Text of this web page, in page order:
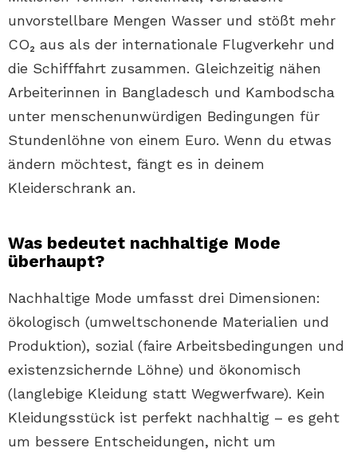
unvorstellbare Mengen Wasser und stößt mehr
CO₂ aus als der internationale Flugverkehr und
die Schifffahrt zusammen. Gleichzeitig nähen
Arbeiterinnen in Bangladesch und Kambodscha
unter menschenunwürdigen Bedingungen für
Stundenlöhne von einem Euro. Wenn du etwas
ändern möchtest, fängt es in deinem
Kleiderschrank an.
Was bedeutet nachhaltige Mode
überhaupt?
Nachhaltige Mode umfasst drei Dimensionen:
ökologisch (umweltschonende Materialien und
Produktion), sozial (faire Arbeitsbedingungen und
existenzsichernde Löhne) und ökonomisch
(langlebige Kleidung statt Wegwerfware). Kein
Kleidungsstück ist perfekt nachhaltig – es geht
um bessere Entscheidungen, nicht um